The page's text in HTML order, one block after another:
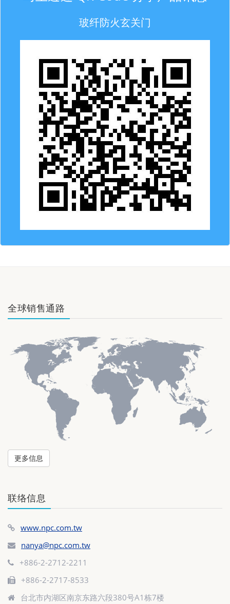
玻纤防火玄关门
全球销售通路
更多信息
联络信息
www.npc.com.tw
nanya@npc.com.tw
+886-2-2712-2211
+886-2-2717-8533
台北市内湖区南京东路六段380号A1栋7楼